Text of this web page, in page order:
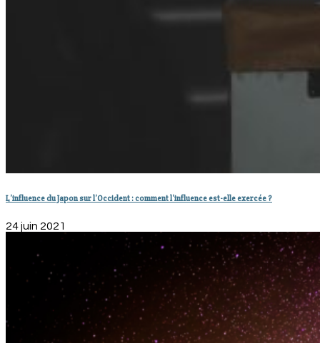
L’influence du Japon sur l’Occident : comment l’influence est-elle exercée ?
24 juin 2021